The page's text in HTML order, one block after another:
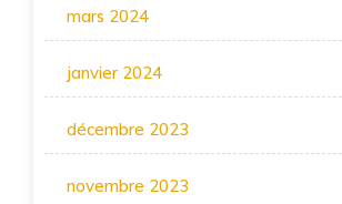
mars 2024
janvier 2024
décembre 2023
novembre 2023